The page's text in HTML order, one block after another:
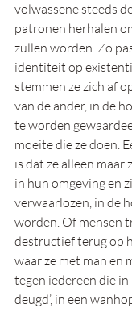
volwassene steeds
patronen herhalen
zullen worden. Zo
identiteit op
stemmen ze zich af
van de ander, in de
te worden
moeite die ze doen.
is dat ze alleen maar
in hun omgeving en
verwaarlozen, in de
worden. Of mensen
destructief terug op
waar ze met man en
tegen iedereen die in
deugd’, in een